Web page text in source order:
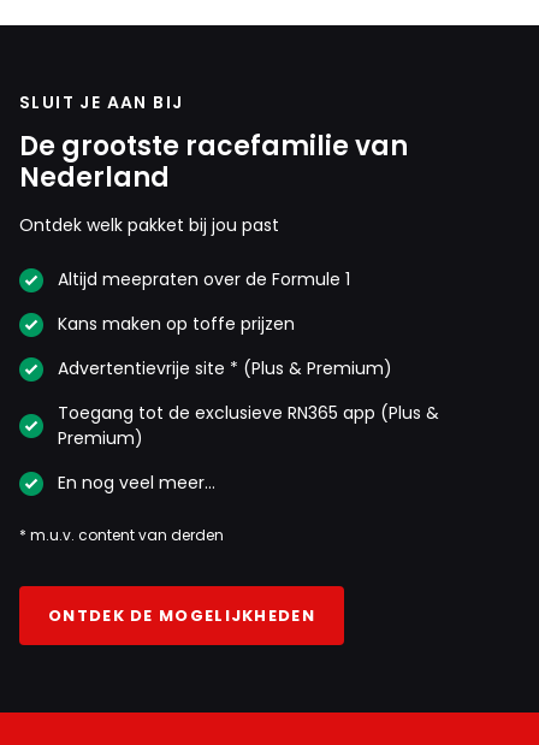
SLUIT JE AAN BIJ
De grootste racefamilie van
Nederland
Ontdek welk pakket bij jou past
Altijd meepraten over de Formule 1
Kans maken op toffe prijzen
Advertentievrije site * (Plus & Premium)
Toegang tot de exclusieve RN365 app (Plus &
Premium)
En nog veel meer…
* m.u.v. content van derden
ONTDEK DE MOGELIJKHEDEN